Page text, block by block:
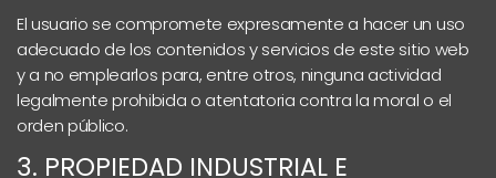
El usuario se compromete expresamente a hacer un uso
adecuado de los contenidos y servicios de este sitio web
y a no emplearlos para, entre otros, ninguna actividad
legalmente prohibida o atentatoria contra la moral o el
orden público.
3. PROPIEDAD INDUSTRIAL E